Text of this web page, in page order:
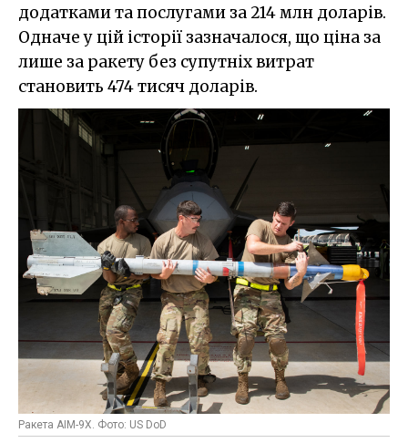
додатками та послугами за 214 млн доларів.
Одначе у цій історії зазначалося, що ціна за
лише за ракету без супутніх витрат
становить 474 тисяч доларів.
Ракета AIM-9X. Фото: US DoD